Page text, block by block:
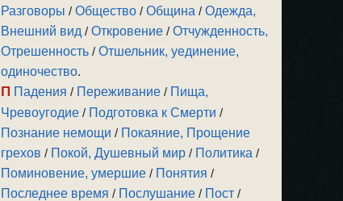
Разговоры /Общество /Община /Одежда,
Внешний вид /Откровение /Отчужденность,
Отрешенность /Отшельник, уединение,
одиночество.
П Падения / Переживание / Пища,
Чревоугодие / Подготовка к Смерти /
Познание немощи / Покаяние, Прощение
грехов / Покой, Душевный мир / Политика /
Поминовение, умершие / Понятия /
Последнее время / Послушание / Пост /